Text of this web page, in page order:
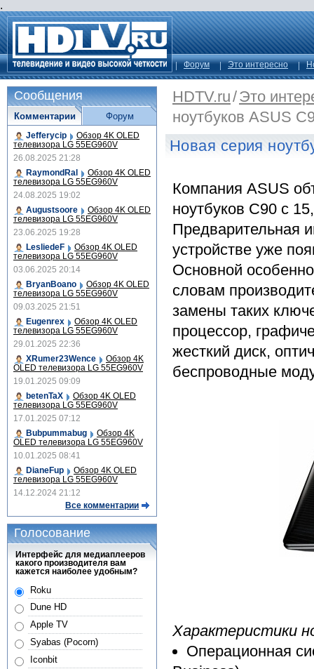
.
Форум Это интересно
HDTV.ru/Это
ноутбуков ASUS
Новая серия
Компания ASUS
ноутбуков C90 с
Предварительная
устройстве уже
Основной
словам
замены таких
процессор,
жесткий диск,
беспроводные
Характеристики
Операционная
Сообщения
Комментарии
Jefferycip Обзор 4K OLED
телевизора LG 55EG960V
26.08.2025 21:28
RaymondRal
Обзор 4K OLED
телевизора LG 55EG960V
24.08.2025 19:02
Augustsoore
Обзор 4K OLED
телевизора LG 55EG960V
23.06.2025 19:28
LesliedeF
Обзор 4K OLED
телевизора LG 55EG960V
03.06.2025 20:14
BryanBoano
Обзор 4K OLED
телевизора LG 55EG960V
09.03.2025 21:51
Eugenrex
Обзор 4K OLED
телевизора LG 55EG960V
29.01.2025 22:36
XRumer23Wence
Обзор 4K
OLED телевизора LG 55EG960V
19.01.2025 09:09
betenTaX
Обзор 4K OLED
телевизора LG 55EG960V
17.01.2025 07:12
Bubpummabug
Обзор 4K
OLED телевизора LG 55EG960V
10.01.2025 08:41
DianeFup
Обзор 4K OLED
телевизора LG 55EG960V
14.12.2024 21:12
Все комментарии
Форум
Голосование
Интерфейс для медиаплееров
какого производителя вам
кажется наиболее удобным?
Roku
Dune HD
Apple TV
Syabas (Pocorn)
Iconbit